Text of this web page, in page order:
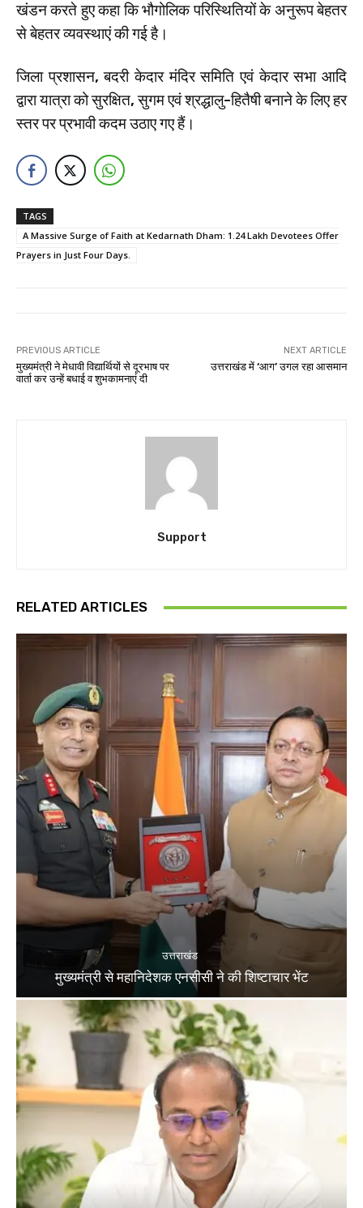
खंडन करते हुए कहा कि भौगोलिक परिस्थितियों के अनुरूप बेहतर
से बेहतर व्यवस्थाएं की गई है।
जिला प्रशासन, बदरी केदार मंदिर समिति एवं केदार सभा आदि
द्वारा यात्रा को सुरक्षित, सुगम एवं श्रद्धालु-हितैषी बनाने के लिए हर
स्तर पर प्रभावी कदम उठाए गए हैं।
TAGS
A Massive Surge of Faith at Kedarnath Dham: 1.24 Lakh Devotees Offer
Prayers in Just Four Days.
PREVIOUS ARTICLE
मुख्यमंत्री ने मेधावी विद्यार्थियों से दूरभाष पर
वार्ता कर उन्हें बधाई व शुभकामनाएं दी
NEXT ARTICLE
उत्तराखंड में ‘आग’ उगल रहा आसमान
Support
RELATED ARTICLES
उत्तराखंड
मुख्यमंत्री से महानिदेशक एनसीसी ने की शिष्टाचार भेंट